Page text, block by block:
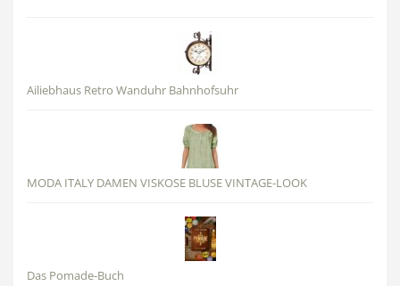
Ailiebhaus Retro Wanduhr Bahnhofsuhr
MODA ITALY DAMEN VISKOSE BLUSE VINTAGE-LOOK
Das Pomade-Buch